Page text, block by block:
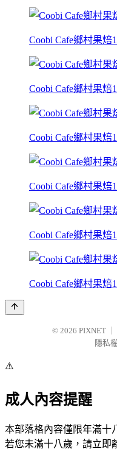
Coobi Cafe鄉村果焙
Coobi Cafe鄉村果焙
Coobi Cafe鄉村果焙
Coobi Cafe鄉村果焙
Coobi Cafe鄉村果焙
Coobi Cafe鄉村果焙
© 2026 PIXNET
隱私
⚠️
成人內容提醒
本部落格內容僅限年滿十
若您未滿十八歲，請立即